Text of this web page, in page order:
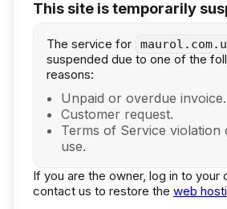
This site is temporarily
The service for
suspended due to one of the
reasons:
Unpaid or overdue invoice.
Customer request.
Terms of Service violation
use.
If you are the owner, log in to your
contact us to restore the web